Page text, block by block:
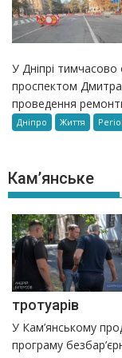
У Дніпрі
проспектом
проведення
Дніпро Життя
Кам’янське
тротуарів
У Кам’янському
програму